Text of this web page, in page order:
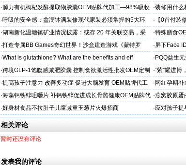
·源力有机枸杞发酵提取物胶囊OEM贴牌代加工—98%吸收
率 免疫燃料
·装修用什么
·呼吸的安全感：盆满钵满装修现代家装必须掌握的5大环
保准则
· 【0首付装
贷，月供少
·湖南新化温塘镇矿业情况披露：或存 20 年关联交易，采
矿收益达 5.3 亿
·特殊膳食
工厂家
·打造专属BB Games奇幻世界！沙盒建造游戏《蒙特罗
纳》带你走进小小世界
·屏下Face
新潮流
·What is glutathione? What are the benefits and eff · PQQ益生
粉贴牌代加工
·跨境GLP-1饱腹感减肥胶囊 控制食欲激活性批发OEM定制 ·“紫”耀进博
·提高孩子注意力 改善多动症 促进大脑发育 OEM贴牌代工 · 网红孕期
经验
·海藻钙铁锌咀嚼片 补钙铁锌促进成长骨骼健康OEM贴牌代
加工
·燕窝胶原蛋
牌
·好身材食品不拉肚子儿童减重玉葱片火爆招商 ·应对孩子提
答案
相关评论
暂时还没有评论
发表我的评论